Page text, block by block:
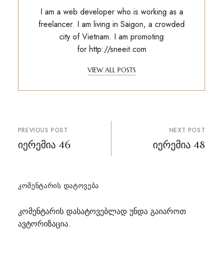
I am a web developer who is working as a
freelancer. I am living in Saigon, a crowded
city of Vietnam. I am promoting
for http://sneeit.com
VIEW ALL POSTS
პოსტის
ნავიგაცია
PREVIOUS POST
იერემია 46
NEXT POST
იერემია 48
ᲙᲝᲛᲔᲜᲢᲐᲠᲘᲡ ᲓᲐᲢᲝᲕᲔᲑᲐ
კომენტარის დასატოვებლად უნდა გაიაროთ
ავტორიზაცია.